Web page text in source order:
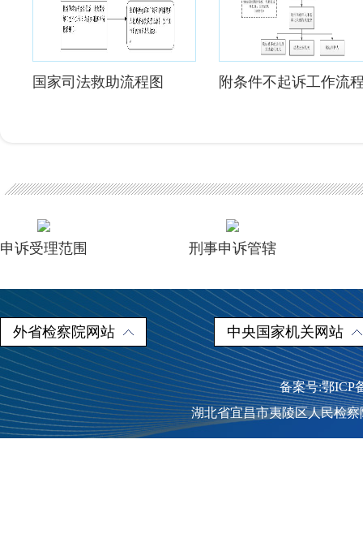
国家司法救助流程图 附条件不起诉工作流
申诉受理范围 刑事申诉管辖
外省检察院网站 中央国家机关网站
备案号:鄂ICP
湖北省宜昌市夷陵区人民检察